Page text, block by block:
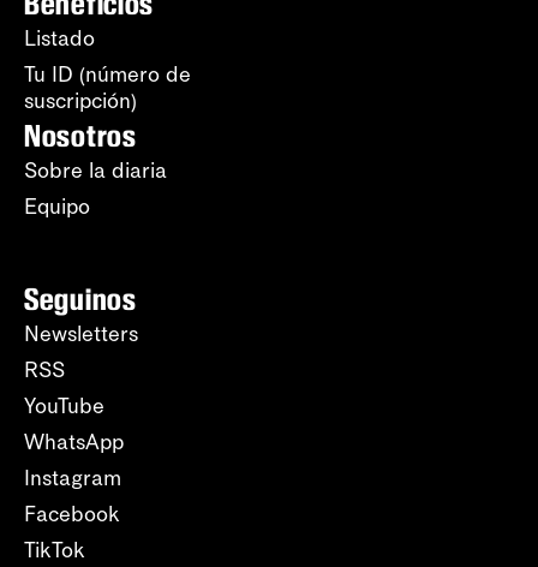
Listado
Tu ID (número de
suscripción)
Nosotros
Sobre la diaria
Equipo
Seguinos
Newsletters
RSS
YouTube
WhatsApp
Instagram
Facebook
TikTok